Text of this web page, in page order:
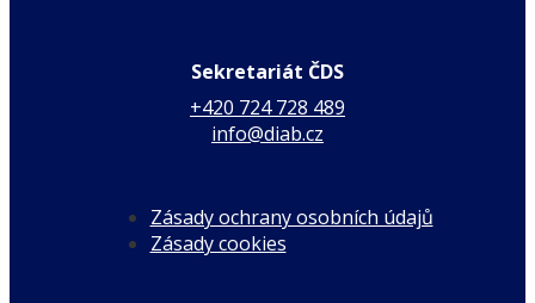
Sekretariát ČDS
+420 724 728 489
info@diab.cz
Zásady ochrany osobních údajů
Zásady cookies